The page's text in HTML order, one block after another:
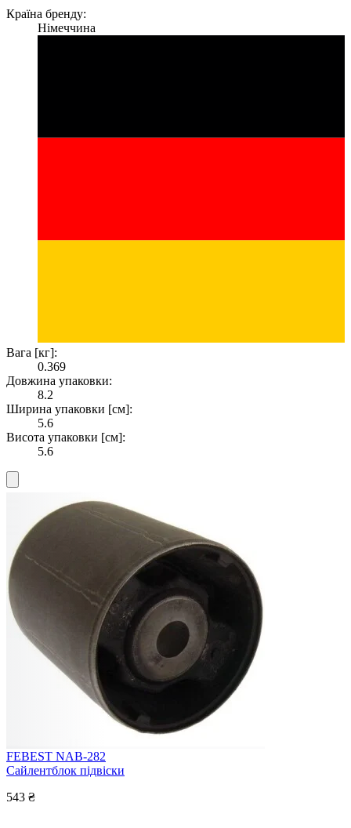
Країна бренду:
Німеччина
Вага [кг]:
0.369
Довжина упаковки:
8.2
Ширина упаковки [см]:
5.6
Висота упаковки [см]:
5.6
FEBEST NAB-282
Сайлентблок підвіски
543 ₴